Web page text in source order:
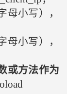
母小写），
母小写），
或方法作为